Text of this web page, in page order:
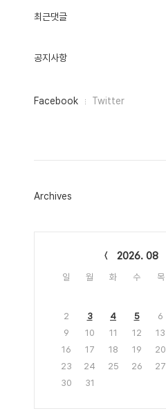
인
최근댓글
공지사항
페
그
Facebook Twitter
Archives
2026. 08
일 월 화 수 목
2
3 4 5 6
9
10 11 12 13
16
17 18 19 20
23
24 25 26 27
30
31